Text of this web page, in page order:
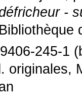
-
245-1
originales,